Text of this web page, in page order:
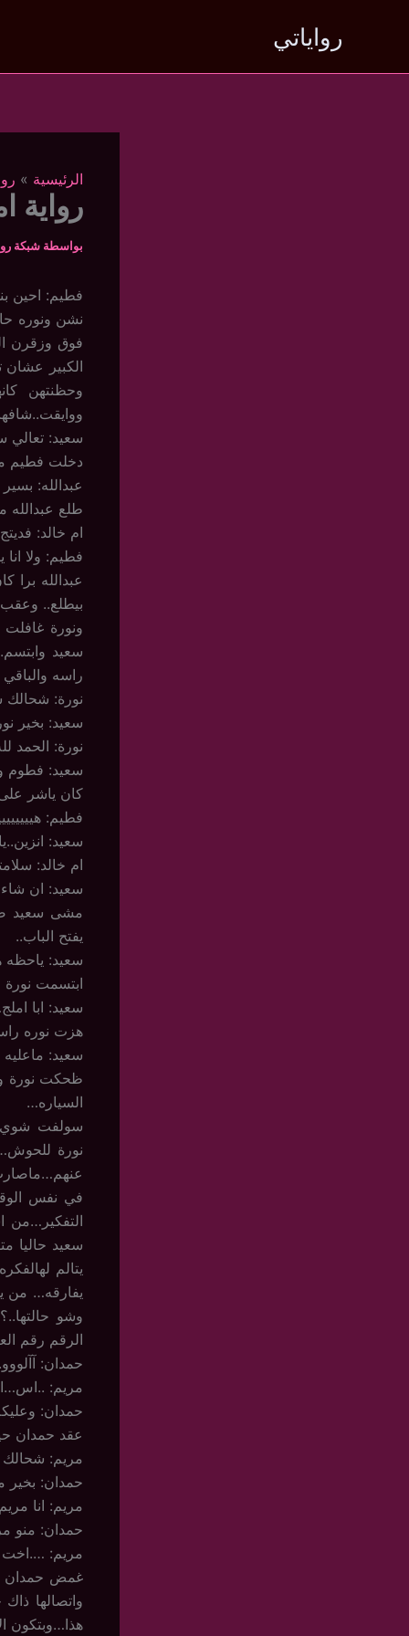
رواياتي
الرئيسية
رواية
بواسطة شبكة
فطيم: احين
نشن ونوره
فوق وزقرن
الكبير
وحظنتهن
سعيد:
دخلت فطيم
عبدالله:
طلع
ام خالد:
فطيم: ولا
عبدالله
بيطلع..
ونورة
سعيد
راسه
نورة: شحالك
سعيد: بخير
نورة: الحمد
سعيد: فطوم
كان ياشر
فطيم:
سعيد:
ام خالد:
سعيد: ان شاء
مشى سعيد
يفتح الباب..
سعيد: ياحظه
ابتسمت نورة
سعيد: ابا
هزت نوره
سعيد:
ظحكت نورة
السياره…
سولفت شوي
نورة
في نفس
سعيد حاليا
يتالم
يفارقه… من
وشو
الرقم رقم
حمدان:
مريم:
حمدان:
عقد حمدان
مريم:
حمدان: بخير
مريم: انا
حمدان: منو
مريم:
غمض حمدان
واتصالها
هذا…وبتكون